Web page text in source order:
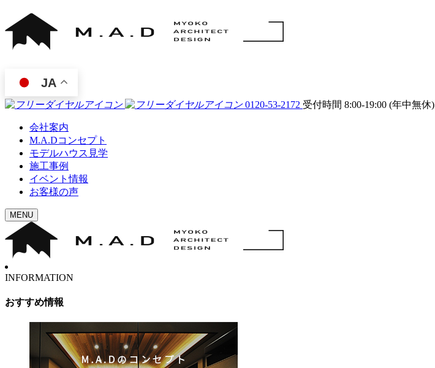
JA
0120-53-2172 受付時間 8:00-19:00 (年中無休)
会社案内
M.A.Dコンセプト
モデルハウス見学
施工事例
イベント情報
お客様の声
MENU
INFORMATION
おすすめ情報